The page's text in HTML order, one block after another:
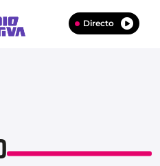
Directo